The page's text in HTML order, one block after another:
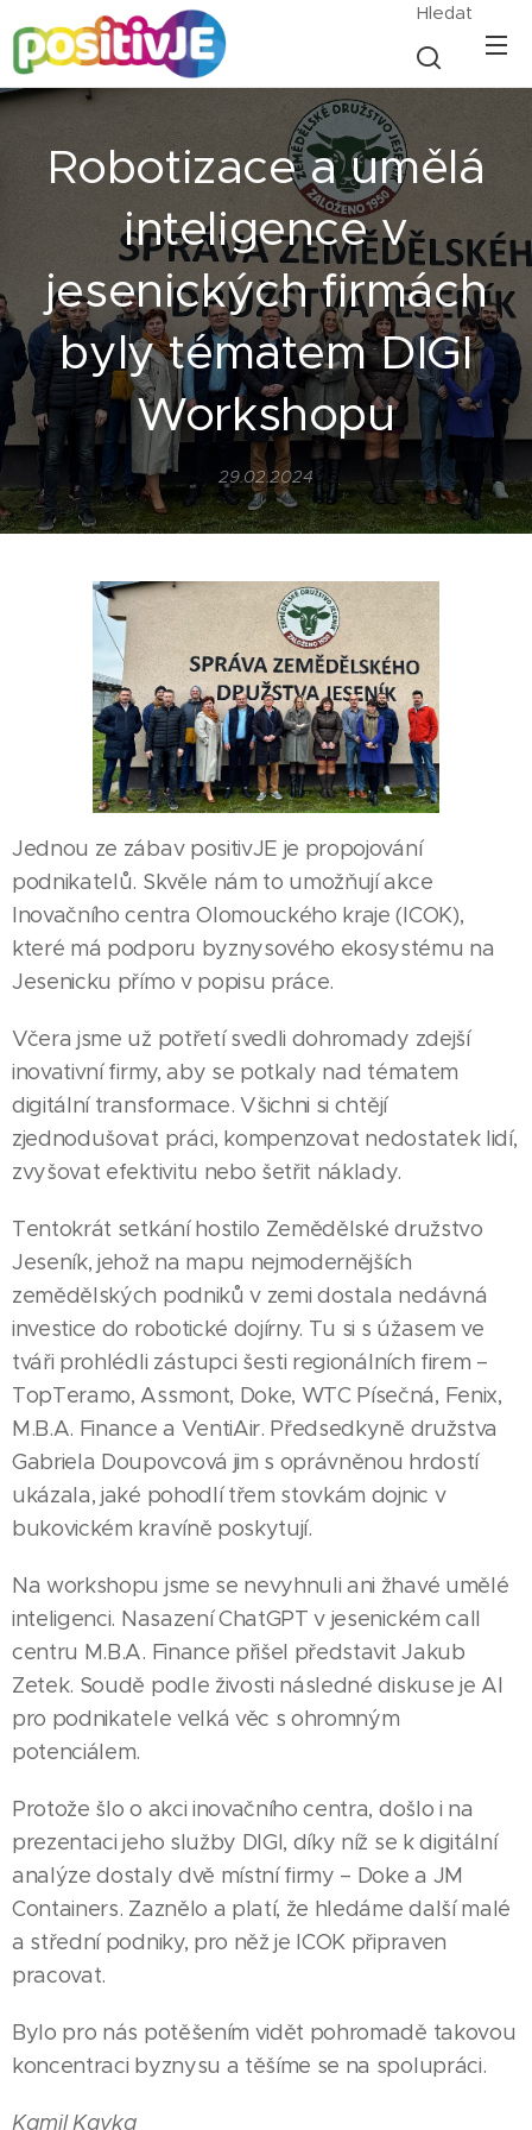
Hledat
Robotizace a umělá
inteligence v
jesenických firmách
byly tématem DIGI
Workshopu
29.02.2024
Jednou ze zábav positivJE je propojování
podnikatelů. Skvěle nám to umožňují akce
Inovačního centra Olomouckého kraje (ICOK),
které má podporu byznysového ekosystému na
Jesenicku přímo v popisu práce.
Včera jsme už potřetí svedli dohromady zdejší
inovativní firmy, aby se potkaly nad tématem
digitální transformace. Všichni si chtějí
zjednodušovat práci, kompenzovat nedostatek lidí,
zvyšovat efektivitu nebo šetřit náklady.
Tentokrát setkání hostilo Zemědělské družstvo
Jeseník, jehož na mapu nejmodernějších
zemědělských podniků v zemi dostala nedávná
investice do robotické dojírny. Tu si s úžasem ve
tváři prohlédli zástupci šesti regionálních firem –
TopTeramo, Assmont, Doke, WTC Písečná, Fenix,
M.B.A. Finance a VentiAir. Předsedkyně družstva
Gabriela Doupovcová jim s oprávněnou hrdostí
ukázala, jaké pohodlí třem stovkám dojnic v
bukovickém kravíně poskytují.
Na workshopu jsme se nevyhnuli ani žhavé umělé
inteligenci. Nasazení ChatGPT v jesenickém call
centru M.B.A. Finance přišel představit Jakub
Zetek. Soudě podle živosti následné diskuse je AI
pro podnikatele velká věc s ohromným
potenciálem.
Protože šlo o akci inovačního centra, došlo i na
prezentaci jeho služby DIGI, díky níž se k digitální
analýze dostaly dvě místní firmy – Doke a JM
Containers. Zaznělo a platí, že hledáme další malé
a střední podniky, pro něž je ICOK připraven
pracovat.
Bylo pro nás potěšením vidět pohromadě takovou
koncentraci byznysu a těšíme se na spolupráci.
Kamil Kavka
Priessnitzovy
27.07.2026
Na polích